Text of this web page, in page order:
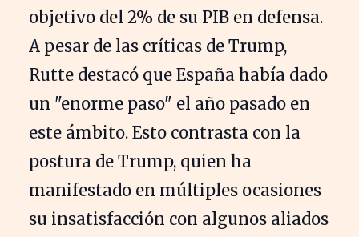
objetivo del 2% de su PIB en defensa.
A pesar de las críticas de Trump,
Rutte destacó que España había dado
un "enorme paso" el año pasado en
este ámbito. Esto contrasta con la
postura de Trump, quien ha
manifestado en múltiples ocasiones
su insatisfacción con algunos aliados